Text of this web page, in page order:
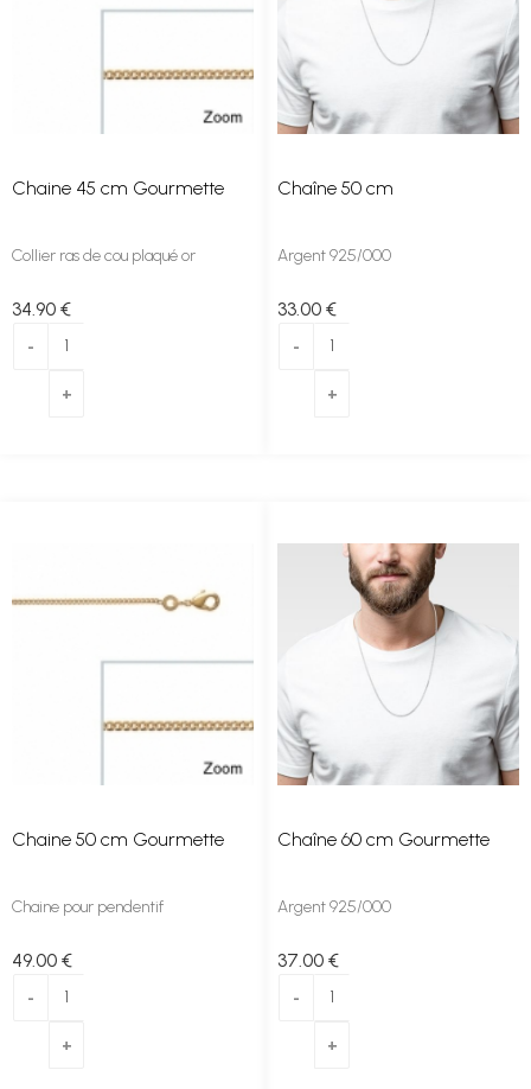
Chaine 45 cm Gourmette
Collier ras de cou plaqué or
34 .90 €
Chaîne 50 cm
Argent 925/000
33.00 €
Chaine 50 cm Gourmette
Chaine pour pendentif
49.00 €
Chaîne 60 cm Gourmette
Argent 925/000
37 .00 €